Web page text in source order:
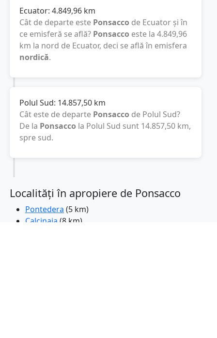
Ecuator: 4.849,96 km
Cât de departe este Ponsacco de Ecuator și în
ce emisferă se află? Ponsacco este la 4.849,96
km la nord de Ecuator, deci se află în emisfera
nordică.
Polul Sud: 14.857,50 km
Cât este de departe Ponsacco de Polul Sud?
De la Ponsacco la Polul Sud sunt 14.857,50 km,
spre sud.
Localități în apropiere de Ponsacco
Pontedera (5 km)
Calcinaia (8 km)